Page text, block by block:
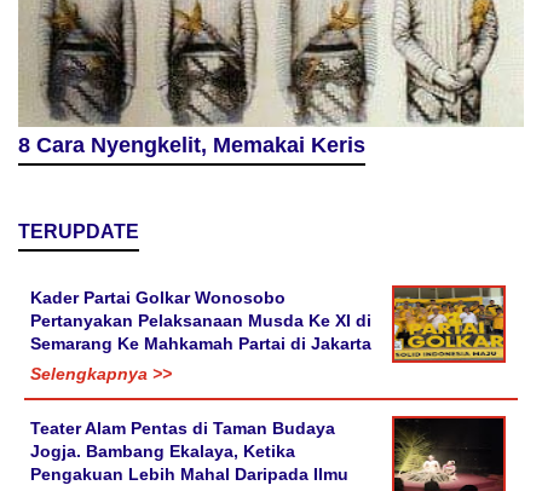
8 Cara Nyengkelit, Memakai Keris
TERUPDATE
Kader Partai Golkar Wonosobo
Pertanyakan Pelaksanaan Musda Ke XI di
Semarang Ke Mahkamah Partai di Jakarta
Selengkapnya >>
Teater Alam Pentas di Taman Budaya
Jogja. Bambang Ekalaya, Ketika
Pengakuan Lebih Mahal Daripada Ilmu